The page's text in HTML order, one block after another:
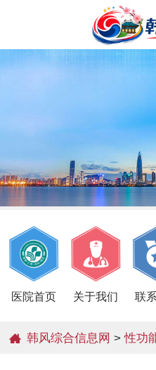
医院首页 关于我们 联
韩风综合信息网 >性功